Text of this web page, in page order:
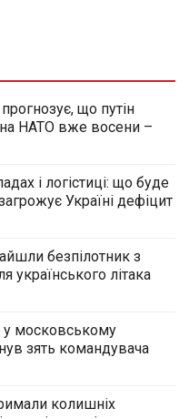
що путін
НАТО вже восени –
і логістиці: що буде
Україні дефіцит
безпілотник з
українського літака
у московському
зять командувача
колишніх